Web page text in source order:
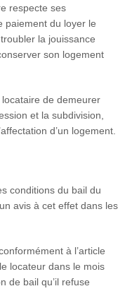
respecte ses
paiement du loyer le
la jouissance
son logement
de demeurer
et la subdivision,
d’un logement.
conditions du bail du
avis à cet effet dans les
à l’article
locateur dans le mois
de bail qu’il refuse